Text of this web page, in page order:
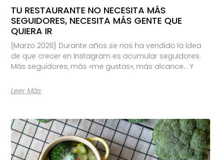
TU RESTAURANTE NO NECESITA MÁS
SEGUIDORES, NECESITA MÁS GENTE QUE
QUIERA IR
{Marzo 2026} Durante años se nos ha vendido la idea
de que crecer en Instagram es acumular seguidores.
Más seguidores, más «me gustas», más alcance… Y
Leer Más